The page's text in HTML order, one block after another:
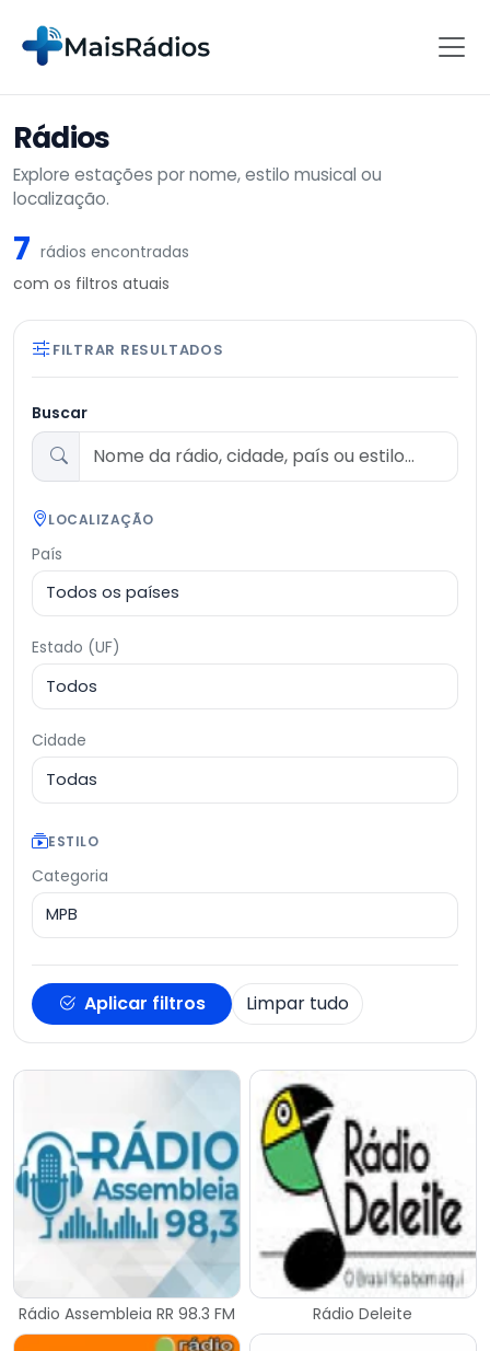
Rádios
Explore estações por nome, estilo musical ou
localização.
7 rádios encontradas
com os filtros atuais
FILTRAR RESULTADOS
Buscar
LOCALIZAÇÃO
País
Estado (UF)
Cidade
ESTILO
Categoria
Aplicar filtros Limpar tudo
Rádio Assembleia RR 98.3 FM Rádio Deleite